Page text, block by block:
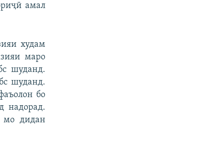
амал
худам
маро
шуданд.
шуданд.
бо
надорад.
мо дидан